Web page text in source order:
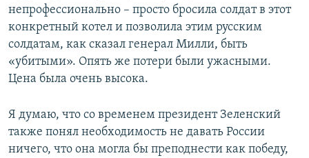
непрофессионально – просто бросила солдат в этот
конкретный котел и позволила этим русским
солдатам, как сказал генерал Милли, быть
«убитыми». Опять же потери были ужасными.
Цена была очень высока.
Я думаю, что со временем президент Зеленский
также понял необходимость не давать России
ничего, что она могла бы преподнести как победу,